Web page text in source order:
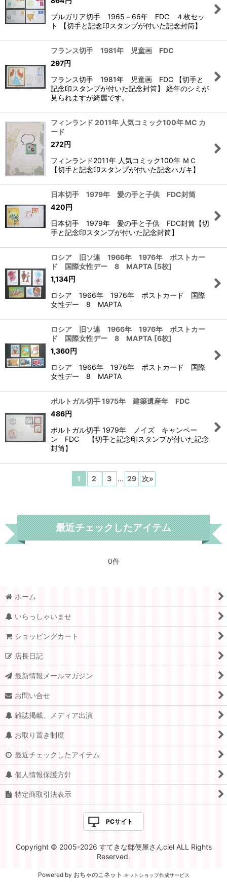
ブルガリア切手 1965－66年 FDC ４枚セッ
ト 【切手と記念印スタンプが付いた記念封筒】
フランス切手 1981年 児童画 FDC
297円
フランス切手 1981年 児童画 FDC 【切手と
記念印スタンプが付いた記念封筒】 経年のシミが
見られますが綺麗です。
フィンランド 2011年 人気コミック100年 MC カ
ード
272円
フィンランド2011年 人気コミック100年 ＭＣ
【切手と記念印スタンプが付いた記念ハガキ】
日本切手 1979年 愛の手と子供 FDC封筒
420円
日本切手 1979年 愛の手と子供 FDC封筒【切
手と記念印スタンプが付いた記念封筒】
ロシア 旧ソ連 1966年 1976年 ポストカー
ド 国際女性デー 8 MAPTA [5枚]
1,134円
ロシア 1966年 1976年 ポストカード 国際
女性デー 8 MAPTA
ロシア 旧ソ連 1966年 1976年 ポストカー
ド 国際女性デー 8 MAPTA [6枚]
1,360円
ロシア 1966年 1976年 ポストカード 国際
女性デー 8 MAPTA
ポルトガル切手 1975年 建築遺産年 FDC
486円
ポルトガル切手 1979年 ノイズ キャンペー
ン FDC 【切手と記念印スタンプが付いた記念
封筒】
1 2 3 ... 29 次»
最近チェックしたアイテム
0件
ホーム
いらっしゃいませ
ショッピングカート
店長日記
最新情報メールマガジン
お問い合せ
雑誌掲載、メディア出演
お取り置き制度
最近チェックしたアイテム
個人情報保護方針
特定商取引法表示
PCサイト
Copyright © 2005-2026 すてきな郵便屋さんciel ALL Rights
Reserved.
Powered by おちゃのこネット ネットショップ作成サービス